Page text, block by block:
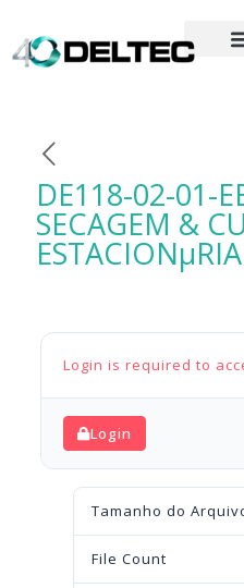
DE118-02-01-
SECAGEM &
ESTACIONµRIA
Login is required to
Login
Tamanho do
File Count